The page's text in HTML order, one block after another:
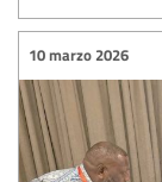
10 marzo 2026